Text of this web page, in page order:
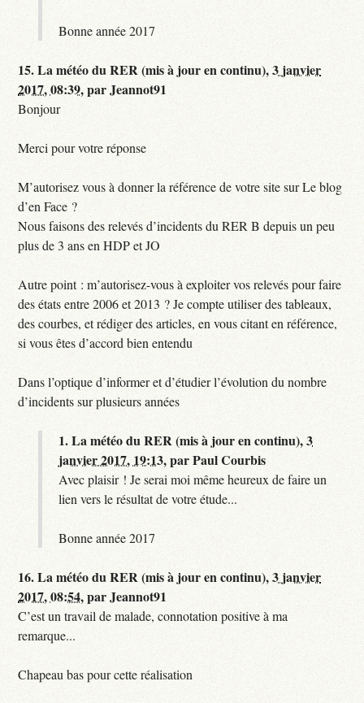
Bonne année 2017
15.La météo du RER (mis à jour en continu),3 janvier
2017, 08:39,parJeannot91
Bonjour
Merci pour votre réponse
M’autorisez vous à donner la référence de votre site sur Le blog
d’en Face ?
Nous faisons des relevés d’incidents du RER B depuis un peu
plus de 3 ans en HDP et JO
Autre point : m’autorisez-vous à exploiter vos relevés pour faire
des états entre 2006 et 2013 ? Je compte utiliser des tableaux,
des courbes, et rédiger des articles, en vous citant en référence,
si vous êtes d’accord bien entendu
Dans l’optique d’informer et d’étudier l’évolution du nombre
d’incidents sur plusieurs années
1.La météo du RER (mis à jour en continu),3
janvier 2017, 19:13,parPaul Courbis
Avec plaisir ! Je serai moi même heureux de faire un
lien vers le résultat de votre étude...
Bonne année 2017
16.La météo du RER (mis à jour en continu),3 janvier
2017, 08:54,parJeannot91
C’est un travail de malade, connotation positive à ma
remarque...
Chapeau bas pour cette réalisation